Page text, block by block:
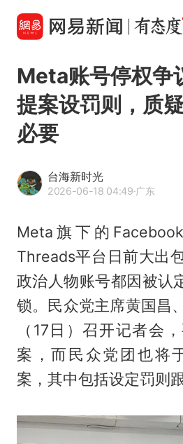
Meta账号停权争
提案设罚则，质
必要
台海新时光
2026-06-18 04:49·广东
Meta旗下的
Threads平台日前大出
政治人物账号都因被认
锁。民众党主席黄国昌
（17日）召开记者会
案，而民众党团也将
案，其中包括设定罚则